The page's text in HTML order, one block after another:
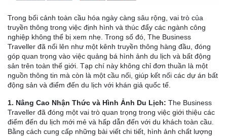
Trong bối cảnh toàn cầu hóa ngày càng sâu rộng, vai trò của
truyền thông trong việc định hình và thúc đẩy các ngành công
nghiệp không thể bị xem nhẹ. Trong số đó, The Business
Traveller đã nổi lên như một kênh truyền thông hàng đầu, đóng
góp quan trọng vào việc quảng bá hình ảnh du lịch và bất động
sản trên toàn thế giới. Tạp chí này không chỉ đơn thuần là một
nguồn thông tin mà còn là một cầu nối, giúp kết nối các dự án bất
động sản và điểm đến du lịch với khán giả quốc tế.
1. Nâng Cao Nhận Thức và Hình Ảnh Du Lịch: The Business
Traveller đã đóng một vai trò quan trọng trong việc giới thiệu các
điểm đến du lịch mới mẻ và hấp dẫn đến với du khách toàn cầu.
Bằng cách cung cấp những bài viết chi tiết, hình ảnh chất lượng